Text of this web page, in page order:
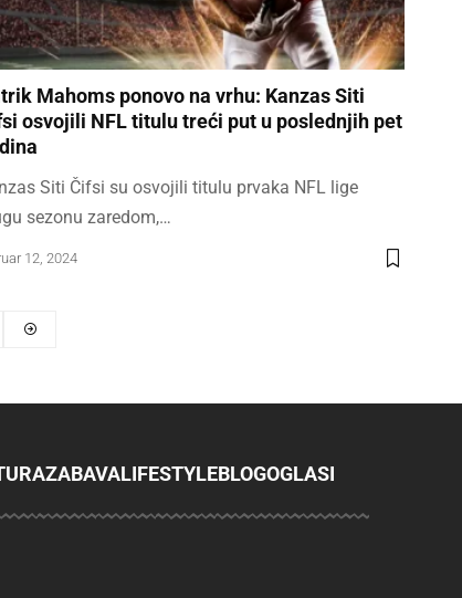
Mahoms ponovo na vrhu: Kanzas Siti
osvojili NFL titulu treći put u poslednjih pet
Siti Čifsi su osvojili titulu prvaka NFL lige
sezonu zaredom,…
12, 2024
ZABAVALIFESTYLEBLOGOGLASI